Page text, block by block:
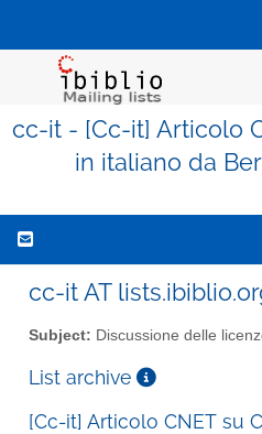
cc-it - [Cc-it] Articolo
in italiano da
cc-it AT
Subject: Discussione delle
List archive
[Cc-it] Articolo CNET su